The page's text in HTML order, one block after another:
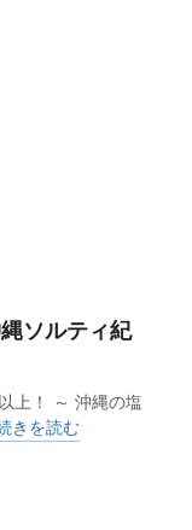
ソルティ紀
上！ ～ 沖縄の塩
きを読む